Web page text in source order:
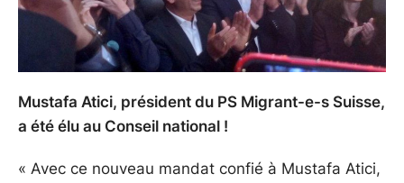
Mustafa Atici, président du PS Migrant-e-s Suisse,
a été élu au Conseil national !
« Avec ce nouveau mandat confié à Mustafa Atici,